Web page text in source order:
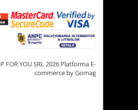
FOR YOU SRL 2026 Platforma E-
commerce by Gomag